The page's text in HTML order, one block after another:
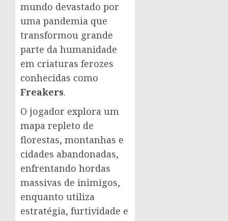
mundo devastado por
uma pandemia que
transformou grande
parte da humanidade
em criaturas ferozes
conhecidas como
Freakers.
O jogador explora um
mapa repleto de
florestas, montanhas e
cidades abandonadas,
enfrentando hordas
massivas de inimigos,
enquanto utiliza
estratégia, furtividade e